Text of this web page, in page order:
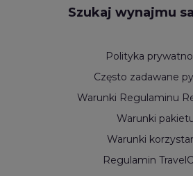
Szukaj wynajmu
Polityka
Często zadawane
Warunki Regulaminu
Warunki
Warunki
Regulamin